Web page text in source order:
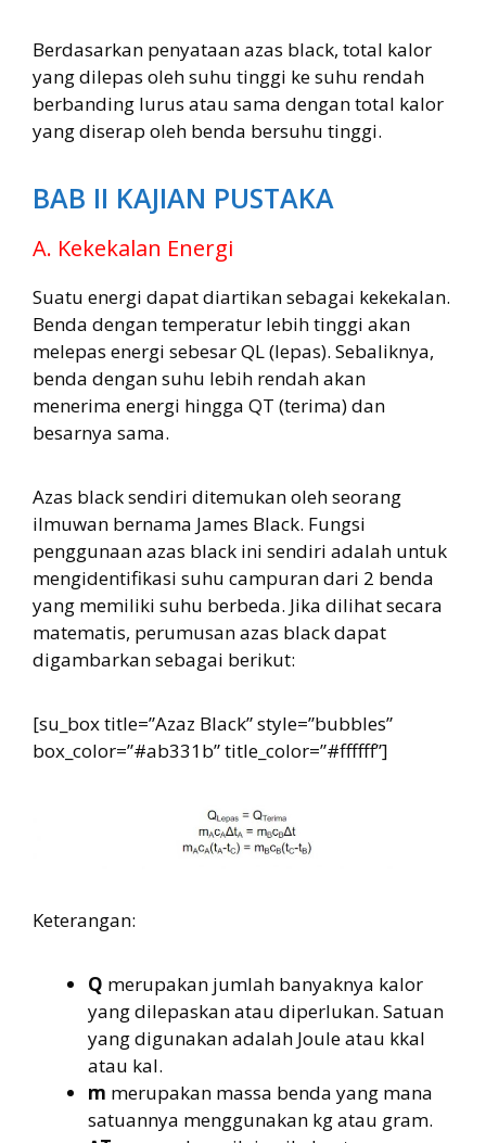
Berdasarkan penyataan azas black, total kalor
yang dilepas oleh suhu tinggi ke suhu rendah
berbanding lurus atau sama dengan total kalor
yang diserap oleh benda bersuhu tinggi.
BAB II KAJIAN PUSTAKA
A. Kekekalan Energi
Suatu energi dapat diartikan sebagai kekekalan.
Benda dengan temperatur lebih tinggi akan
melepas energi sebesar QL (lepas). Sebaliknya,
benda dengan suhu lebih rendah akan
menerima energi hingga QT (terima) dan
besarnya sama.
Azas black sendiri ditemukan oleh seorang
ilmuwan bernama James Black. Fungsi
penggunaan azas black ini sendiri adalah untuk
mengidentifikasi suhu campuran dari 2 benda
yang memiliki suhu berbeda. Jika dilihat secara
matematis, perumusan azas black dapat
digambarkan sebagai berikut:
[su_box title=”Azaz Black” style=”bubbles”
box_color=”#ab331b” title_color=”#ffffff”]
Keterangan:
Q merupakan jumlah banyaknya kalor
yang dilepaskan atau diperlukan. Satuan
yang digunakan adalah Joule atau kkal
atau kal.
m merupakan massa benda yang mana
satuannya menggunakan kg atau gram.